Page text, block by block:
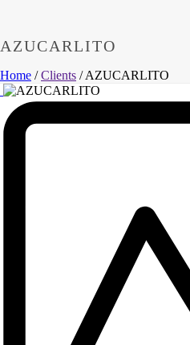
AZUCARLITO
Home /Clients / AZUCARLITO